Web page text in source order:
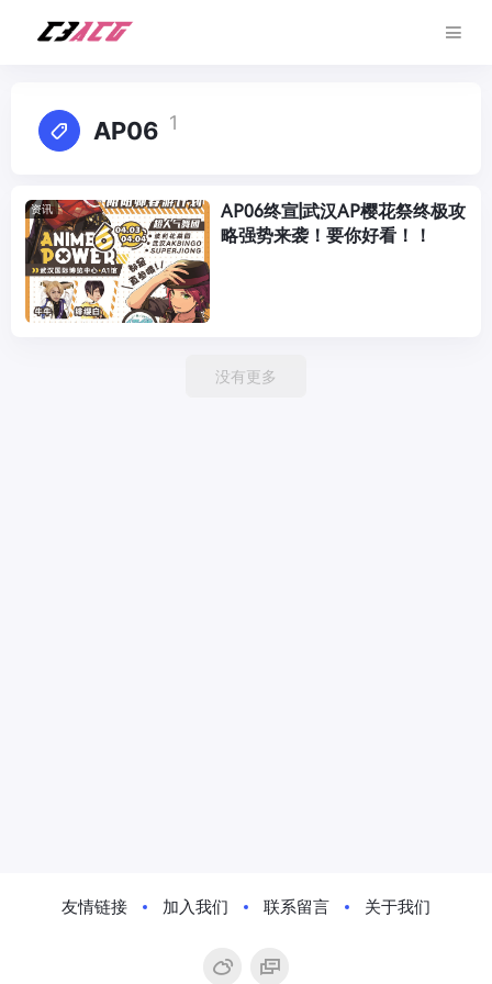
AP06 1
资讯
AP06终宣|武汉AP樱花祭终极攻
略强势来袭！要你好看！！
没有更多
友情链接 加入我们 联系留言 关于我们